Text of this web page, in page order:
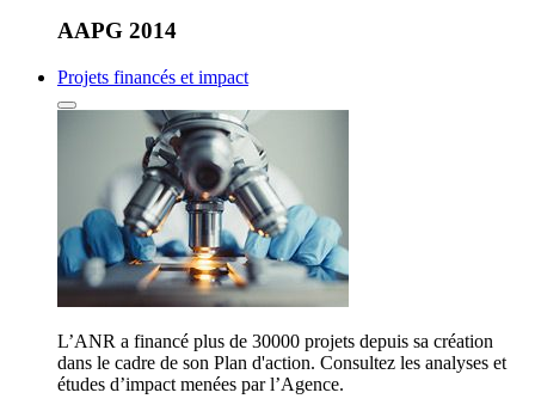
AAPG 2014
Projets financés et impact
L’ANR a financé plus de 30000 projets depuis sa création
dans le cadre de son Plan d'action. Consultez les analyses et
études d’impact menées par l’Agence.